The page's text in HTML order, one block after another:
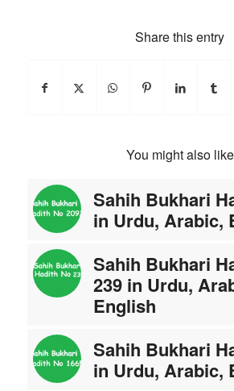
Share this entry
You might also like
Sahih Bukhari
in Urdu, Arabic,
Sahih Bukhari
239 in Urdu,
English
Sahih Bukhari
in Urdu, Arabic,